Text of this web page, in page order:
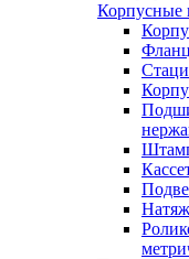
Корпусные